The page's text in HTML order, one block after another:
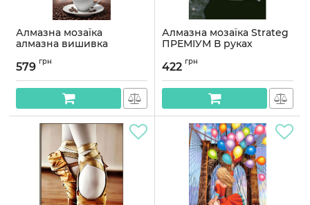
Алмазна мозаїка
алмазна вишивка
OG00643SS
Артикул:OG00643SS
579 грн
Алмазна мозаїка Strateg
ПРЕМІУМ В руках
Артикул:
422 грн